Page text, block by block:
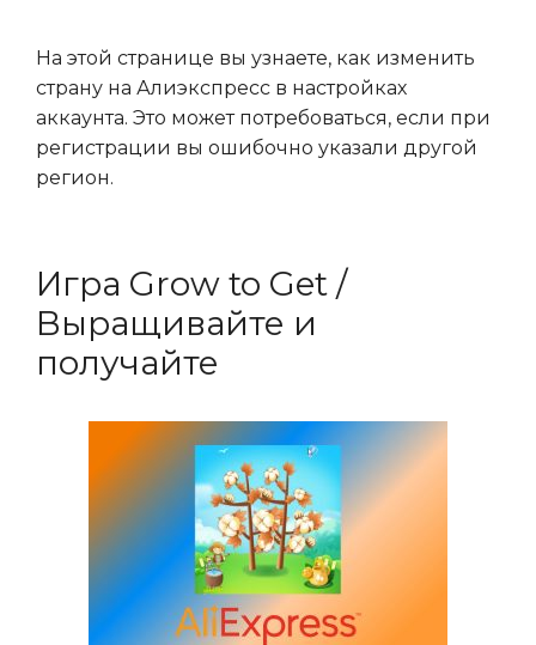
На этой странице вы узнаете, как изменить
страну на Алиэкспресс в настройках
аккаунта. Это может потребоваться, если при
регистрации вы ошибочно указали другой
регион.
Игра Grow to Get /
Выращивайте и
получайте